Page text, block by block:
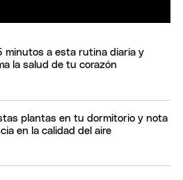
minutos a esta rutina diaria y
la salud de tu corazón
plantas en tu dormitorio y nota
en la calidad del aire